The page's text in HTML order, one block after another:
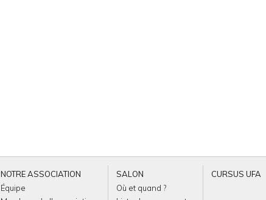
NOTRE ASSOCIATION
Équipe
SALON
Où et quand ?
CURSUS UFA